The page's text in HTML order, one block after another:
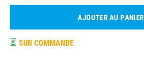
AJOUTER AU PANIER
⏳ SUR COMMANDE